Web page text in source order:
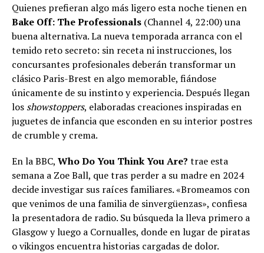
Quienes prefieran algo más ligero esta noche tienen en
Bake Off: The Professionals (Channel 4, 22:00) una
buena alternativa. La nueva temporada arranca con el
temido reto secreto: sin receta ni instrucciones, los
concursantes profesionales deberán transformar un
clásico Paris-Brest en algo memorable, fiándose
únicamente de su instinto y experiencia. Después llegan
los showstoppers, elaboradas creaciones inspiradas en
juguetes de infancia que esconden en su interior postres
de crumble y crema.
En la BBC, Who Do You Think You Are? trae esta
semana a Zoe Ball, que tras perder a su madre en 2024
decide investigar sus raíces familiares. «Bromeamos con
que venimos de una familia de sinvergüenzas», confiesa
la presentadora de radio. Su búsqueda la lleva primero a
Glasgow y luego a Cornualles, donde en lugar de piratas
o vikingos encuentra historias cargadas de dolor.